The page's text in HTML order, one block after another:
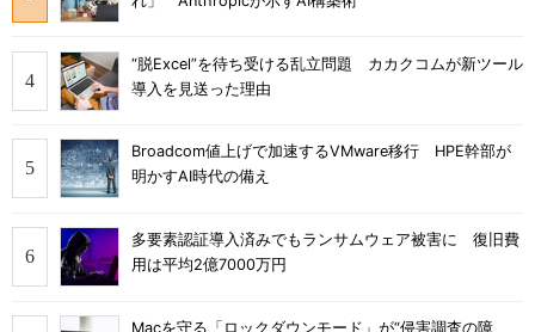
“脱Excel”を待ち受ける乱立問題 カカクコムが新ツール
導入を見送った理由
Broadcom値上げで加速するVMware移行 HPE幹部が
明かすAI時代の備え
多要素認証導入済みでもランサムウェア被害に 復旧費
用は平均2億7000万円
Macを守る「ロックダウンモード」が“侵害調査の障